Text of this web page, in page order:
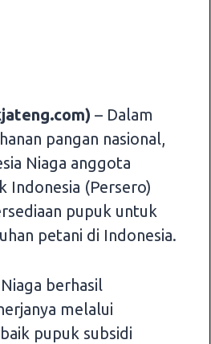
– Dalam
pangan nasional,
Niaga anggota
Indonesia (Persero)
pupuk untuk
petani di Indonesia.
berhasil
melalui
pupuk subsidi